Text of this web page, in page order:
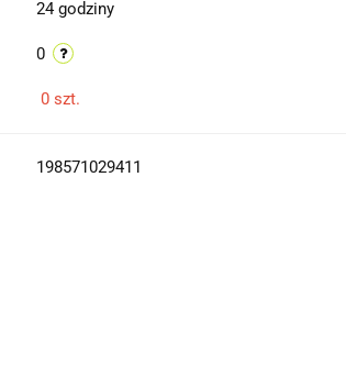
24 godziny
0
0 szt.
198571029411